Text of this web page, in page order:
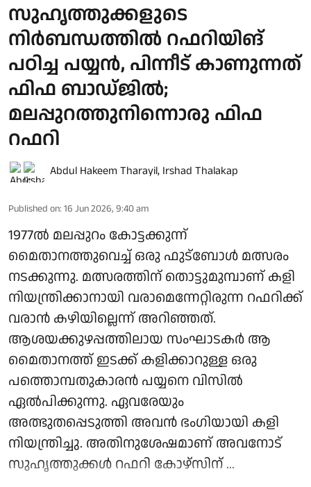
സുഹൃത്തുക്കളുടെ
നിർബന്ധത്തിൽ റഫറിയിങ്
പഠിച്ച പയ്യൻ, പിന്നീട് കാണുന്നത്
ഫിഫ ബാഡ്ജിൽ;
മലപ്പുറത്തുനിന്നൊരു ഫിഫ
റഫറി
Abdul Hakeem Tharayil, Irshad Thalakap
Published on: 16 Jun 2026, 9:40 am
1977ൽ മലപ്പുറം കോട്ടക്കുന്ന്
മൈതാനത്തുവെച്ച് ഒരു ഫുട്ബോൾ മത്സരം
നടക്കുന്നു. മത്സരത്തിന് തൊട്ടുമുമ്പാണ് കളി
നിയന്ത്രിക്കാനായി വരാമെന്നേറ്റിരുന്ന റഫറിക്ക്
വരാൻ കഴിയില്ലെന്ന് അറിഞ്ഞത്.
ആശയക്കുഴപ്പത്തിലായ സംഘാടകർ ആ
മൈതാനത്ത് ഇടക്ക് കളിക്കാറുള്ള ഒരു
പത്തൊമ്പതുകാരൻ പയ്യനെ വിസിൽ
ഏൽപിക്കുന്നു. ഏവരേയും
അത്ഭുതപ്പെടുത്തി അവൻ ഭം​ഗിയായി കളി
നിയന്ത്രിച്ചു. അതിനുശേഷമാണ് അവനോട്
സുഹൃത്തുക്കൾ റഫറി കോഴ്സിന് ...